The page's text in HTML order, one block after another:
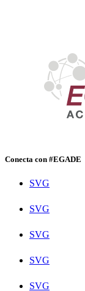
Conecta con #EGADE
SVG
SVG
SVG
SVG
SVG